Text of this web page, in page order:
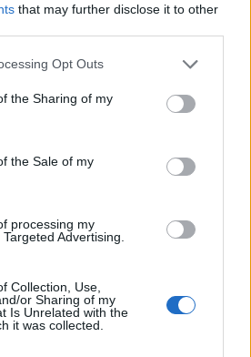
that may further disclose it to other
Opt Outs
the Sharing of my
the Sale of my
processing my
Advertising.
Collection, Use,
or Sharing of my
Is Unrelated with the
it was collected.